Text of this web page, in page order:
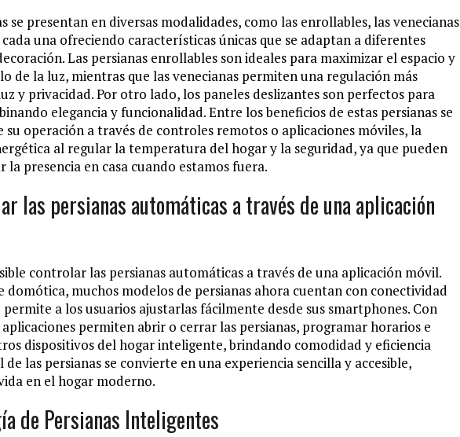
se presentan en diversas modalidades, como las enrollables, las venecianas
una ofreciendo características únicas que se adaptan a diferentes
Las persianas enrollables son ideales para maximizar el espacio y
de la luz, mientras que las venecianas permiten una regulación más
y privacidad. Por otro lado, los paneles deslizantes son perfectos para
elegancia y funcionalidad. Entre los beneficios de estas persianas se
operación a través de controles remotos o aplicaciones móviles, la
al regular la temperatura del hogar y la seguridad, ya que pueden
presencia en casa cuando estamos fuera.
las persianas automáticas a través de una aplicación
controlar las persianas automáticas a través de una aplicación móvil.
domótica, muchos modelos de persianas ahora cuentan con conectividad
a los usuarios ajustarlas fácilmente desde sus smartphones. Con
permiten abrir o cerrar las persianas, programar horarios e
dispositivos del hogar inteligente, brindando comodidad y eficiencia
las persianas se convierte en una experiencia sencilla y accesible,
en el hogar moderno.
de Persianas Inteligentes